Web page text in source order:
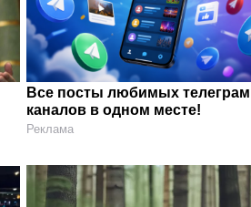
Все посты любимых телеграм
каналов в одном месте!
Реклама